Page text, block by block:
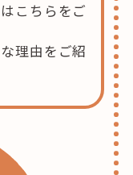
こちらをご
理由をご紹